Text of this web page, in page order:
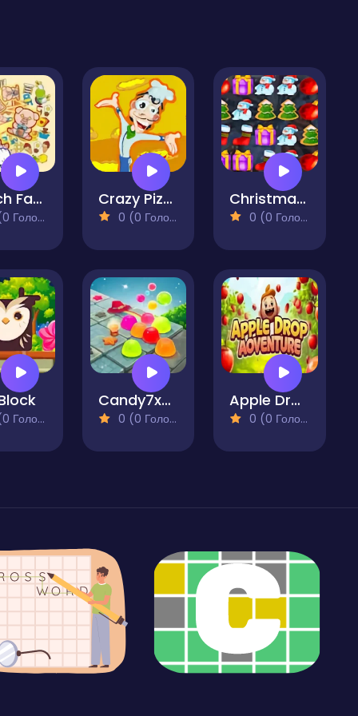
Match Factory Crazy Pizza
0 (0 Голосів)
Christmas Matching Game
0 (0 Голосів)
Candy7x7Block
0 (0 Голосів)
Apple Drop Adventure
0 (0 Голосів)